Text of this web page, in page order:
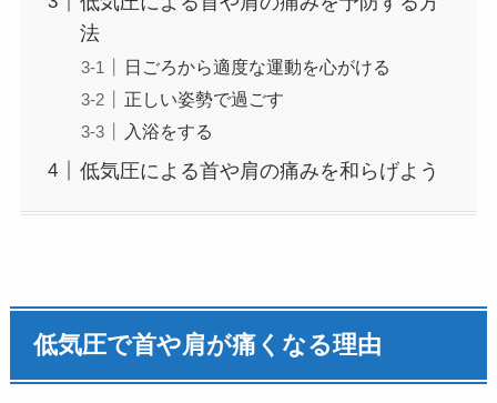
法
日ごろから適度な運動を心がける
正しい姿勢で過ごす
入浴をする
低気圧による首や肩の痛みを和らげよう
低気圧で首や肩が痛くなる理由